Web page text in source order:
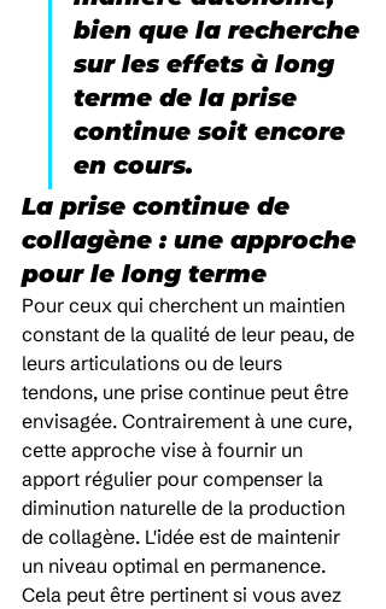
bien que la recherche
sur les effets à long
terme de la prise
continue soit encore
en cours.
La prise continue de
collagène : une approche
pour le long terme
Pour ceux qui cherchent un maintien
constant de la qualité de leur peau, de
leurs articulations ou de leurs
tendons, une prise continue peut être
envisagée. Contrairement à une cure,
cette approche vise à fournir un
apport régulier pour compenser la
diminution naturelle de la production
de collagène. L'idée est de maintenir
un niveau optimal en permanence.
Cela peut être pertinent si vous avez